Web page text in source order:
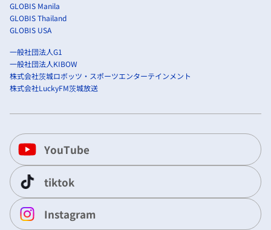
GLOBIS Manila
GLOBIS Thailand
GLOBIS USA
一般社団法人G1
一般社団法人KIBOW
株式会社茨城ロボッツ・スポーツエンターテインメント
株式会社LuckyFM茨城放送
YouTube
tiktok
Instagram